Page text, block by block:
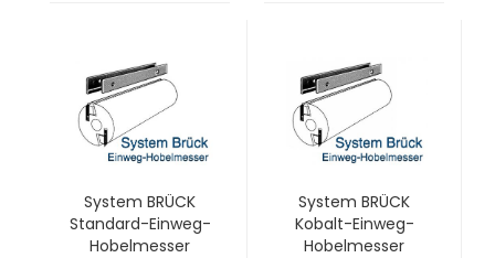
System BRÜCK
Standard-Einweg-
Hobelmesser
System BRÜCK
Kobalt-Einweg-
Hobelmesser